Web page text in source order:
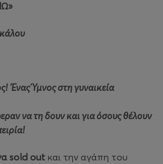
Ένας Ύμνος στη γυναικεία
να τηδουν και για όσους θέλουν
sold out και την αγάπη του